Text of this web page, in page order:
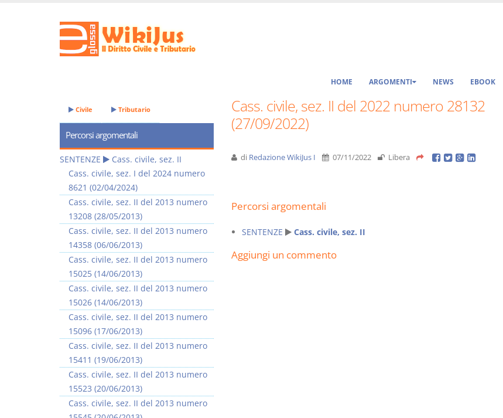
HOME ARGOMENTI NEWS EBOOK
Cass. civile, sez. II del 2022 numero 28132
(27/09/2022)
di Redazione WikiJus I 07/11/2022 Libera
Percorsi argomentali
SENTENZE Cass. civile, sez. II
Aggiungi un commento
Civile Tributario
Percorsi argomentali
SENTENZE
Cass. civile, sez. II
Cass. civile, sez. I del 2024 numero
8621 (02/04/2024)
Cass. civile, sez. II del 2013 numero
13208 (28/05/2013)
Cass. civile, sez. II del 2013 numero
14358 (06/06/2013)
Cass. civile, sez. II del 2013 numero
15025 (14/06/2013)
Cass. civile, sez. II del 2013 numero
15026 (14/06/2013)
Cass. civile, sez. II del 2013 numero
15096 (17/06/2013)
Cass. civile, sez. II del 2013 numero
15411 (19/06/2013)
Cass. civile, sez. II del 2013 numero
15523 (20/06/2013)
Cass. civile, sez. II del 2013 numero
relazione giuridica
Versione ebook
I Singoli Contratti
D. Minussi
Versione ebook
(iva incl.)